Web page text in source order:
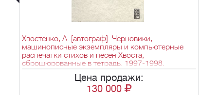
Хвостенко, А. [автограф]. Черновики,
машинописные экземпляры и компьютерные
распечатки стихов и песен Хвоста,
сброшюрованные в тетрадь. 1997-1998.
Цена продажи:
130 000